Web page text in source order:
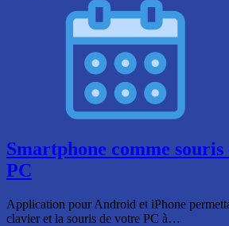
Smartphone comme
PC
Application pour Android et iPhone
clavier et la souris de votre PC à…